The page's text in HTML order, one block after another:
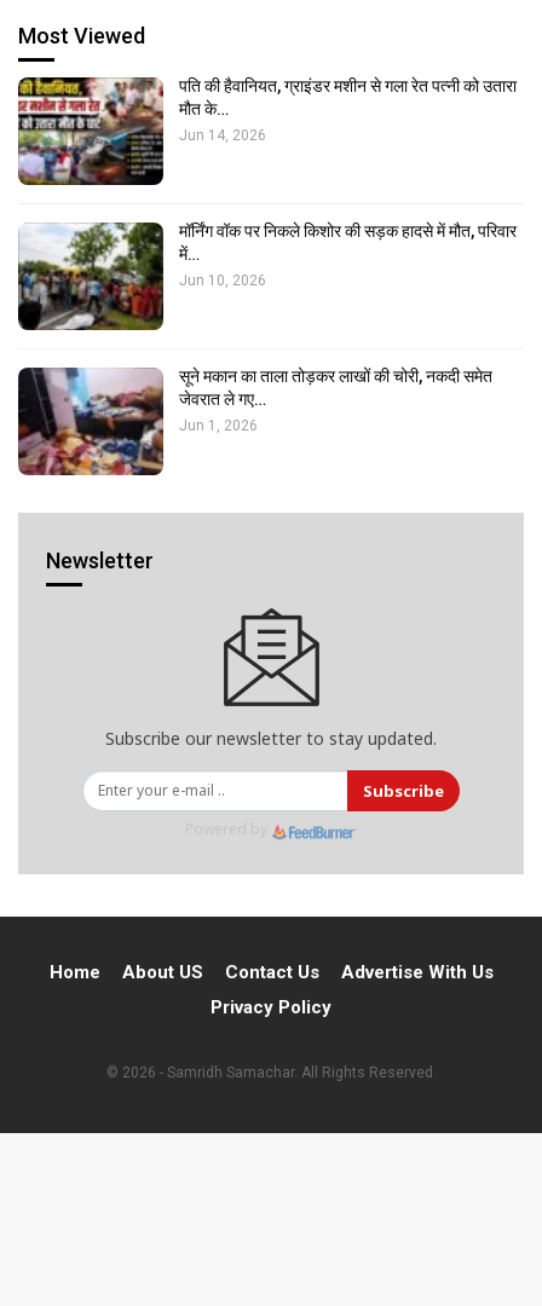
Most Viewed
पति की हैवानियत, ग्राइंडर मशीन से गला रेत पत्नी को उतारा
मौत के…
Jun 14, 2026
मॉर्निंग वॉक पर निकले किशोर की सड़क हादसे में मौत, परिवार
में…
Jun 10, 2026
सूने मकान का ताला तोड़कर लाखों की चोरी, नकदी समेत
जेवरात ले गए…
Jun 1, 2026
Newsletter
Subscribe our newsletter to stay updated.
Subscribe
Home About US Contact Us
Advertise With Us
Privacy Policy
© 2026 - Samridh Samachar. All Rights Reserved.